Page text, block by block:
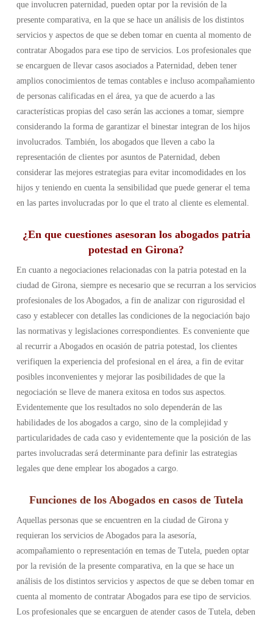
que involucren paternidad, pueden optar por la revisión de la
presente comparativa, en la que se hace un análisis de los distintos
servicios y aspectos de que se deben tomar en cuenta al momento de
contratar Abogados para ese tipo de servicios. Los profesionales que
se encarguen de llevar casos asociados a Paternidad, deben tener
amplios conocimientos de temas contables e incluso acompañamiento
de personas calificadas en el área, ya que de acuerdo a las
características propias del caso serán las acciones a tomar, siempre
considerando la forma de garantizar el binestar integran de los hijos
involucrados. También, los abogados que lleven a cabo la
representación de clientes por asuntos de Paternidad, deben
considerar las mejores estrategias para evitar incomodidades en los
hijos y teniendo en cuenta la sensibilidad que puede generar el tema
en las partes involucradas por lo que el trato al cliente es elemental.
¿En que cuestiones asesoran los abogados patria
potestad en Girona?
En cuanto a negociaciones relacionadas con la patria potestad en la
ciudad de Girona, siempre es necesario que se recurran a los servicios
profesionales de los Abogados, a fin de analizar con rigurosidad el
caso y establecer con detalles las condiciones de la negociación bajo
las normativas y legislaciones correspondientes. Es conveniente que
al recurrir a Abogados en ocasión de patria potestad, los clientes
verifiquen la experiencia del profesional en el área, a fin de evitar
posibles inconvenientes y mejorar las posibilidades de que la
negociación se lleve de manera exitosa en todos sus aspectos.
Evidentemente que los resultados no solo dependerán de las
habilidades de los abogados a cargo, sino de la complejidad y
particularidades de cada caso y evidentemente que la posición de las
partes involucradas será determinante para definir las estrategias
legales que dene emplear los abogados a cargo.
Funciones de los Abogados en casos de Tutela
Aquellas personas que se encuentren en la ciudad de Girona y
requieran los servicios de Abogados para la asesoría,
acompañamiento o representación en temas de Tutela, pueden optar
por la revisión de la presente comparativa, en la que se hace un
análisis de los distintos servicios y aspectos de que se deben tomar en
cuenta al momento de contratar Abogados para ese tipo de servicios.
Los profesionales que se encarguen de atender casos de Tutela, deben